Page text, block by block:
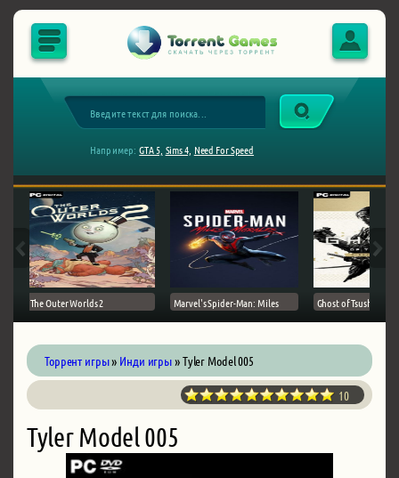
Например: GTA 5, Sims 4, Need For Speed
The Outer Worlds 2 Marvel's Spider-Man: Miles Ghost of Tsushima на
Торрент игры» Инди игры» Tyler Model 005
10
Tyler Model 005